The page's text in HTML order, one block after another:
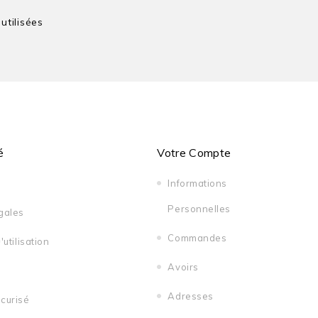
Votre Compte
Informations
Personnelles
Commandes
Avoirs
Adresses